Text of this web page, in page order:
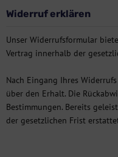
Widerruf erklären
Unser Widerrufsformular
Vertrag innerhalb der
Nach Eingang Ihres
über den Erhalt. Die
Bestimmungen. Bereits
der gesetzlichen Frist